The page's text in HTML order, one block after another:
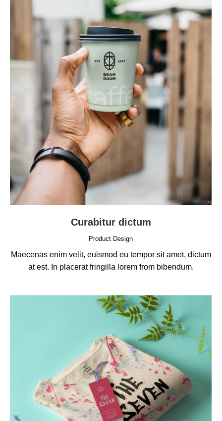
Curabitur dictum
Product Design
Maecenas enim velit, euismod eu tempor sit amet, dictum
at est. In placerat fringilla lorem from bibendum.